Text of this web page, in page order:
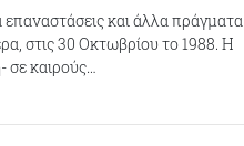
επαναστάσεις και άλλα πράγματα
στις 30 Οκτωβρίου το 1988. Η
σε καιρούς…